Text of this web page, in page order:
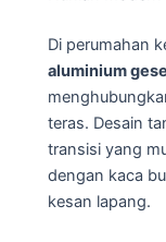
Di perumahan
aluminium
teras. Desain
transisi yang
dengan kaca
kesan lapang.